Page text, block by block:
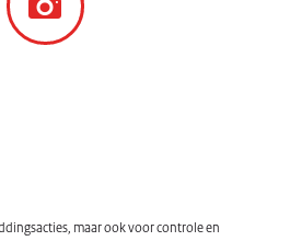
maar ook voor controle en